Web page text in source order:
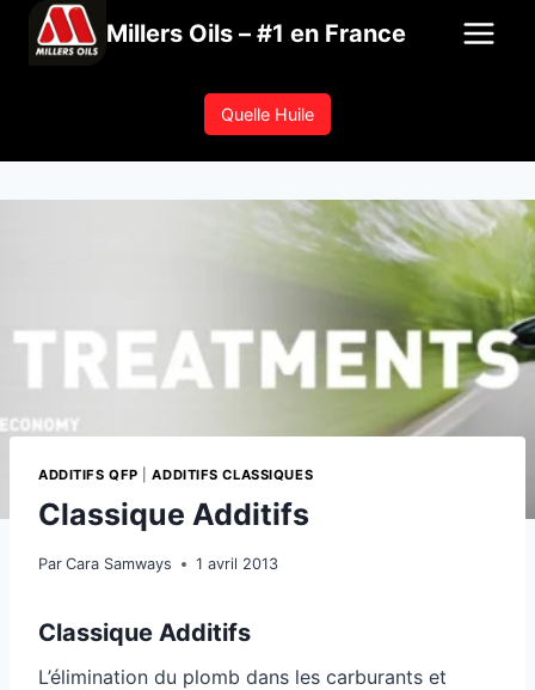
Millers Oils – #1 en France
Quelle Huile
ADDITIFS QFP |ADDITIFS CLASSIQUES
Classique Additifs
Par Cara Samways 1 avril 2013
Classique Additifs
L’élimination du plomb dans les carburants et